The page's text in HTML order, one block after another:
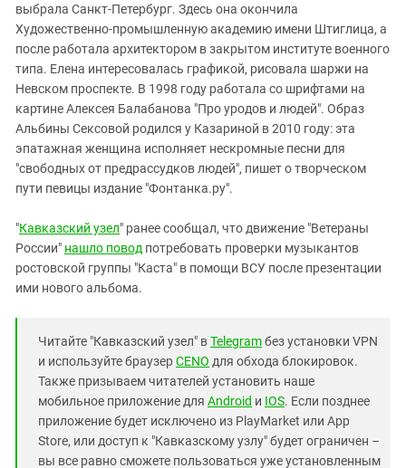
выбрала Санкт-Петербург. Здесь она окончила
Художественно-промышленную академию имени Штиглица, а
после работала архитектором в закрытом институте военного
типа. Елена интересовалась графикой, рисовала шаржи на
Невском проспекте. В 1998 году работала со шрифтами на
картине Алексея Балабанова "Про уродов и людей". Образ
Альбины Сексовой родился у Казариной в 2010 году: эта
эпатажная женщина исполняет нескромные песни для
"свободных от предрассудков людей", пишет о творческом
пути певицы издание "Фонтанка.ру".
"Кавказский узел" ранее сообщал, что движение "Ветераны
России" нашло повод потребовать проверки музыкантов
ростовской группы "Каста" в помощи ВСУ после презентации
ими нового альбома.
Читайте "Кавказский узел" вTelegramбез установки VPN
и используйте браузерCENO для обхода блокировок.
Также призываем читателей установить наше
мобильное приложение для Android и IOS. Если позднее
приложение будет исключено из PlayMarket или App
Store, или доступ к "Кавказскому узлу" будет ограничен –
вы все равно сможете пользоваться уже установленным